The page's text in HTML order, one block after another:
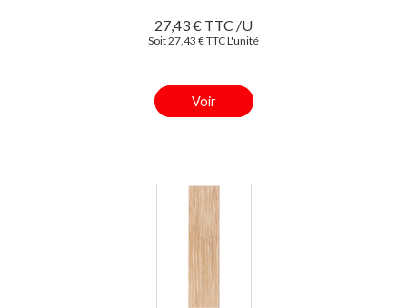
27,43 € TTC /U
Soit 27,43 € TTC L'unité
Voir